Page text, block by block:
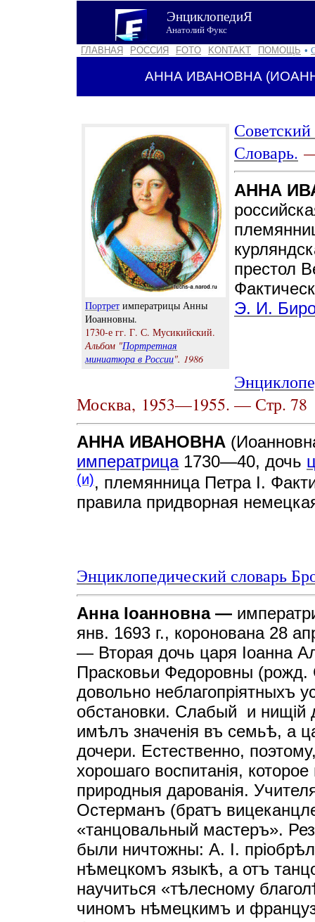
ЭнциклопедиЯ
Анатолий Фукс
ГЛАВНАЯ
РОССИЯ FOTO KONTAKT ПОМОЩЬ •
АННА ИВАНОВНА
Портрет императрицы Анны
Иоанновны.
1730-е гг. Г. С. Мусикийский.
Альбом "Портретная
миниатюра в России". 1986
Словарь.
АННА
престол
Э. И.
Москва, 1953—1955. — Стр. 78
АННА ИВАНОВНА
императрица1730—40, дочь
(и), племянница Петра I.
правила придворная
Энциклопедический словарь
Анна Iоанновна —
янв. 1693 г., коронована 28
— Вторая дочь царя Iоанна
Прасковьи Федоровны
довольно неблагопрiятныхъ
обстановки. Слабый и нищiй
имѣлъ значенiя въ семьѣ, а
дочери. Естественно,
хорошаго воспитанiя,
природныя дарованiя.
Остерманъ (братъ
«танцовальный мастеръ».
были ничтожны: А. I.
нѣмецкомъ языкѣ, а отъ
научиться «тѣлесному
чиномъ нѣмецкимъ и